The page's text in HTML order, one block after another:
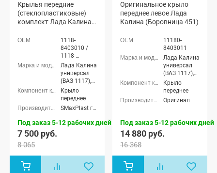
Крылья передние
(стеклопластиковые)
комплект Лада Калина
1118-
8403010 /
1118-
8403011
Лада Калина
универсал
(ВАЗ 1117),
Лада Калина
седан (ВАЗ
Калина
хэтчбек (ВАЗ
1119)
Крыло
переднее
SMaxPlast г. Тольятти
Под заказ 5-12 рабочих дней
7 500 руб.
8 065
Оригинальное крыло
переднее левое Лада
Калина (Боровница 451)
11180-
8403011
Лада Калина
универсал
(ВАЗ 1117),
Лада Калина
седан (ВАЗ
Калина
1119)
Крыло
переднее
Оригинал
Под заказ 5-12 рабочих дней
14 880 руб.
16 368